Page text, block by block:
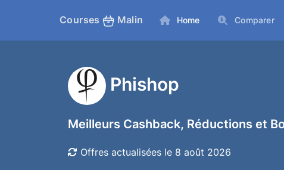
Courses Malin Home Comparer
Phishop
Meilleurs Cashback, Réductions et
Offres actualisées le 8 août 2026